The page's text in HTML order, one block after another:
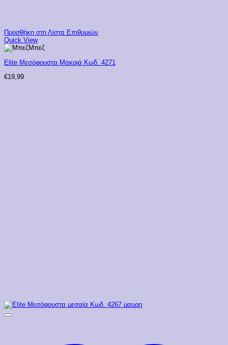
Προσθήκη στη Λίστα Επιθυμιών
Quick View
Μπεζ
Elite Μεσόφουστα Μακριά Κωδ. 4271
€19,99